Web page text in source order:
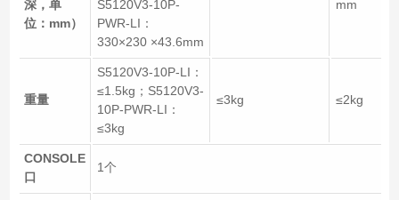
深，单
位：mm）
S5120V3-10P-
PWR-LI：
330×230 ×43.6mm
mm
重量
S5120V3-10P-LI：
≤1.5kg；S5120V3-
10P-PWR-LI：
≤3kg
≤3kg ≤2kg
CONSOLE
口
1个